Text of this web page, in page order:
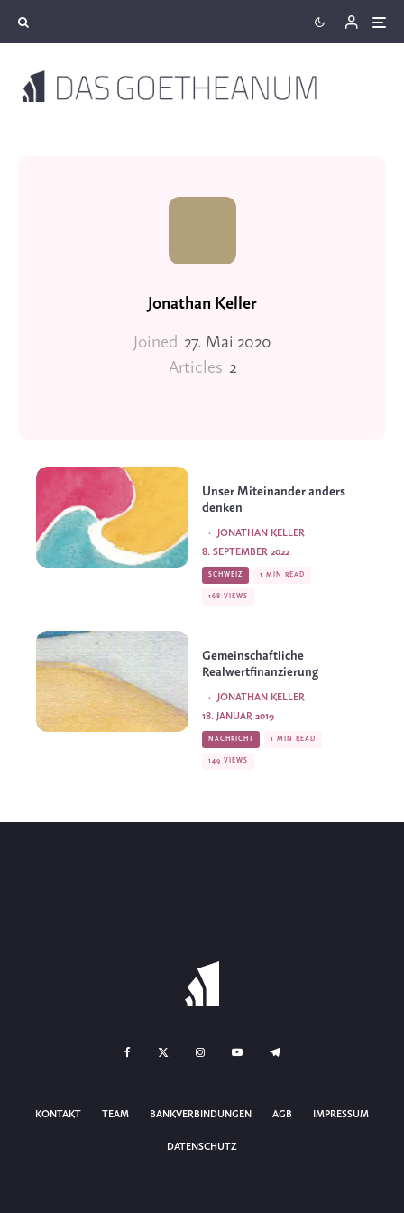
Jonathan Keller
Joined 27. Mai 2020
Articles 2
Unser Miteinander anders
denken
JONATHAN KELLER
·
8. SEPTEMBER 2022
SCHWEIZ 1 MIN READ
168 VIEWS
Gemeinschaftliche
Realwertfinanzierung
JONATHAN KELLER
·
18. JANUAR 2019
NACHRICHT 1 MIN READ
149 VIEWS
KONTAKT TEAM BANKVERBINDUNGEN AGB IMPRESSUM
DATENSCHUTZ